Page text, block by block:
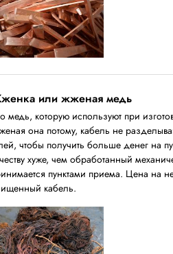
или жженая медь
медь, которую используют при
она потому, кабель не
чтобы получить больше денег на
хуже, чем обработанный
пунктами приема. Цена на
кабель.